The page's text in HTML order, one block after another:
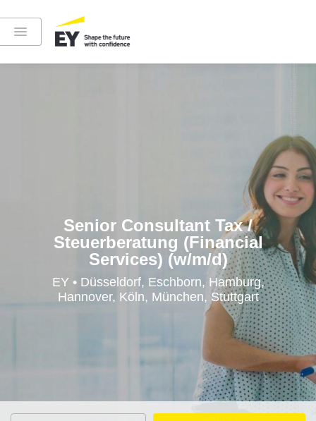
Instagram
Höre in die EY-Welt rein
Senior Consultant Tax /
Steuerberatung (Financial
Services) (w/m/d)
EY • Düsseldorf, Eschborn, Hamburg,
Hannover, Köln, München, Stuttgart